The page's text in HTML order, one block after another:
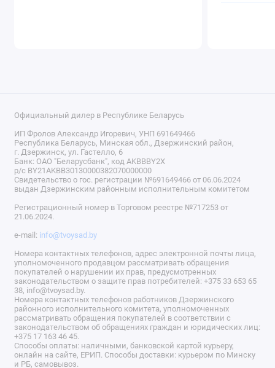
Официальный дилер в Республике Беларусь
ИП Фролов Александр Игоревич, УНП 691649466
Республика Беларусь, Минская обл., Дзержинский район,
г. Дзержинск, ул. Гастелло, 6
Банк: ОАО "Беларусбанк", код AKBBBY2X
р/с BY21AKBB30130000382070000000
Свидетельство о гос. регистрации №691649466 от 06.06.2024
выдан Дзержинским районным исполнительным комитетом
Регистрационный номер в Торговом реестре №717253 от
21.06.2024.
e-mail: info@tvoysad.by
Номера контактных телефонов, адрес электронной почты лица,
уполномоченного продавцом рассматривать обращения
покупателей о нарушении их прав, предусмотренных
законодательством о защите прав потребителей: +375 33 653 65
38, info@tvoysad.by.
Номера контактных телефонов работников Дзержинского
районного исполнительного комитета, уполномоченных
рассматривать обращения покупателей в соответствии с
законодательством об обращениях граждан и юридических лиц:
+375 17 163 46 45.
Способы оплаты: наличными, банковской картой курьеру,
онлайн на сайте, ЕРИП. Способы доставки: курьером по Минску
и РБ, самовывоз.